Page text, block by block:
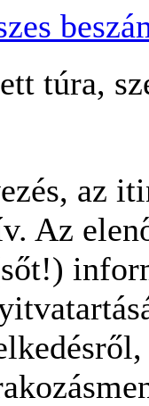
túra,
az
Az